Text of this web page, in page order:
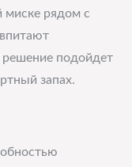
миске рядом с
подойдет
запах.